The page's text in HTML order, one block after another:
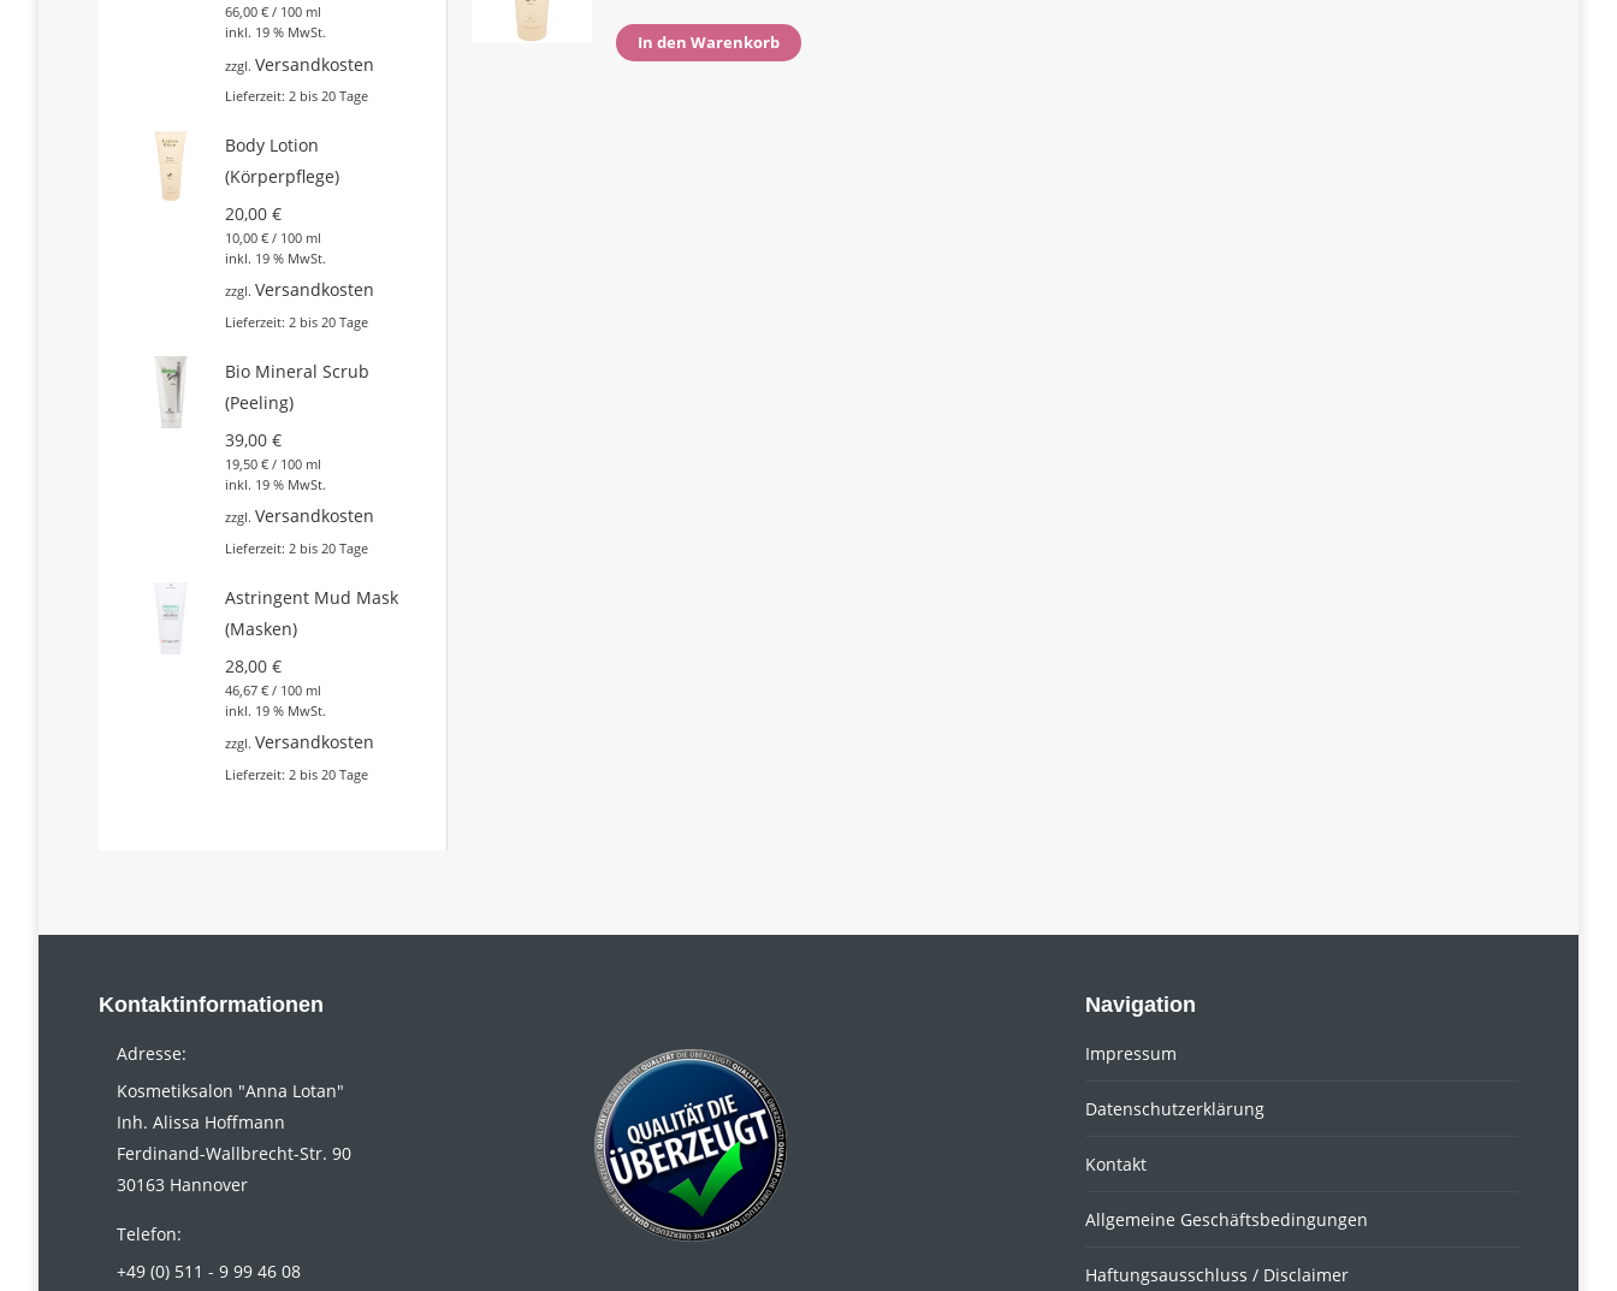
In den Warenkorb
66,00 € / 100 ml
inkl. 19 % MwSt.
zzgl. Versandkosten
Lieferzeit: 2 bis 20 Tage
Body Lotion
(Körperpflege)
20,00 €
10,00 € / 100 ml
inkl. 19 % MwSt.
zzgl. Versandkosten
Lieferzeit: 2 bis 20 Tage
Bio Mineral Scrub
(Peeling)
39,00 €
19,50 € / 100 ml
inkl. 19 % MwSt.
zzgl. Versandkosten
Lieferzeit: 2 bis 20 Tage
Astringent Mud Mask
(Masken)
28,00 €
46,67 € / 100 ml
inkl. 19 % MwSt.
zzgl. Versandkosten
Lieferzeit: 2 bis 20 Tage
Kontaktinformationen
Adresse:
Kosmetiksalon "Anna Lotan"
Inh. Alissa Hoffmann
Ferdinand-Wallbrecht-Str. 90
30163 Hannover
Telefon:
+49 (0) 511 - 9 99 46 08
Navigation
Impressum
Datenschutzerklärung
Kontakt
Allgemeine Geschäftsbedingungen
Haftungsausschluss / Disclaimer